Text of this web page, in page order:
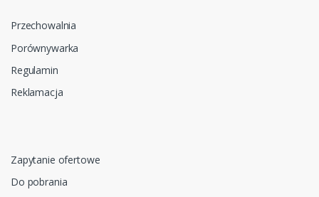
Przechowalnia
Porównywarka
Regulamin
Reklamacja
Zapytanie ofertowe
Do pobrania